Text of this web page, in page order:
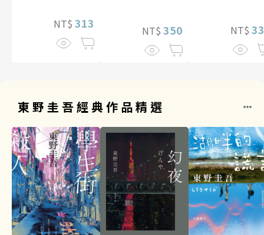
NT$ 313 NT$ 350 NT$
東野圭吾經典作品精選